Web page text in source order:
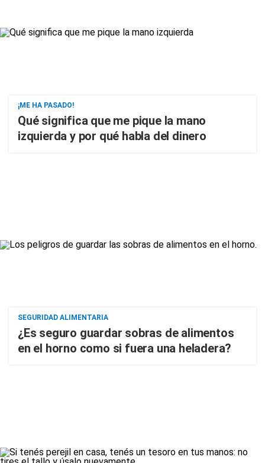
¡ME HA PASADO!
Qué significa que me pique la mano
izquierda y por qué habla del dinero
SEGURIDAD ALIMENTARIA
¿Es seguro guardar sobras de alimentos
en el horno como si fuera una heladera?